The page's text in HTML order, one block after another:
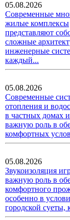
05.08.2026
Современные
жилые комплексы
представляют
сложные
инженерные
каждый...
05.08.2026
Современные
отопления и
в частных домах
важную роль в
комфортных
05.08.2026
Звукоизоляция
важную роль в
комфортного
особенно в
городской суеты,